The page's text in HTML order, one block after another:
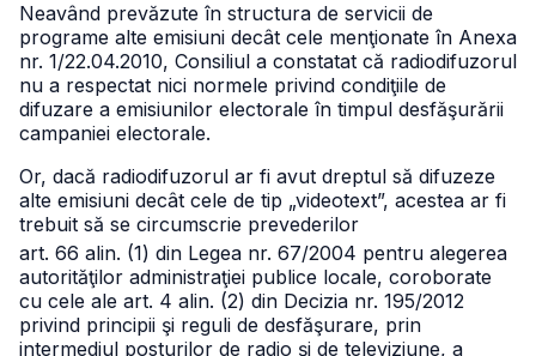
Neavând prevăzute în structura de servicii de
programe alte emisiuni decât cele menţionate în Anexa
nr. 1/22.04.2010, Consiliul a constatat că radiodifuzorul
nu a respectat nici normele privind condiţiile de
difuzare a emisiunilor electorale în timpul desfăşurării
campaniei electorale.
Or, dacă radiodifuzorul ar fi avut dreptul să difuzeze
alte emisiuni decât cele de tip „videotext”, acestea ar fi
trebuit să se circumscrie prevederilor
art. 66 alin. (1) din Legea nr. 67/2004 pentru alegerea
autorităţilor administraţiei publice locale, coroborate
cu cele ale art. 4 alin. (2) din Decizia nr. 195/2012
privind principii şi reguli de desfăşurare, prin
intermediul posturilor de radio şi de televiziune, a